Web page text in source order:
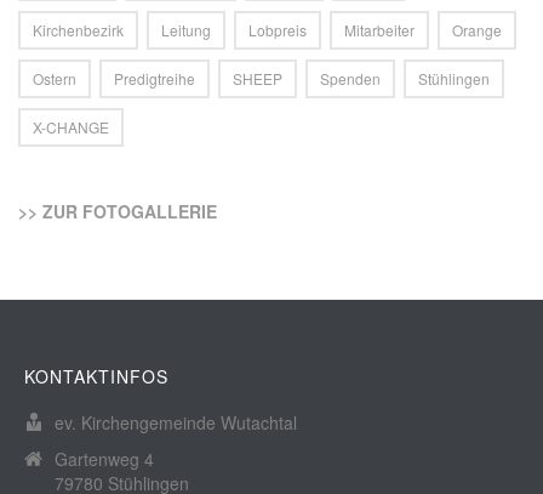
Kirchenbezirk Leitung Lobpreis Mitarbeiter Orange
Ostern Predigtreihe SHEEP Spenden Stühlingen
X-CHANGE
>> ZUR FOTOGALLERIE
KONTAKTINFOS
ev. Kirchengemeinde Wutachtal
Gartenweg 4
79780 Stühlingen